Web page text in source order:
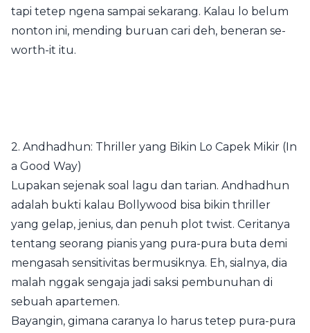
tapi tetep ngena sampai sekarang. Kalau lo belum
nonton ini, mending buruan cari deh, beneran se-
worth-it itu.
2. Andhadhun: Thriller yang Bikin Lo Capek Mikir (In
a Good Way)
Lupakan sejenak soal lagu dan tarian. Andhadhun
adalah bukti kalau Bollywood bisa bikin thriller
yang gelap, jenius, dan penuh plot twist. Ceritanya
tentang seorang pianis yang pura-pura buta demi
mengasah sensitivitas bermusiknya. Eh, sialnya, dia
malah nggak sengaja jadi saksi pembunuhan di
sebuah apartemen.
Bayangin, gimana caranya lo harus tetep pura-pura